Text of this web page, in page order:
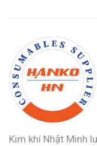
Kim khí Nhật Minh